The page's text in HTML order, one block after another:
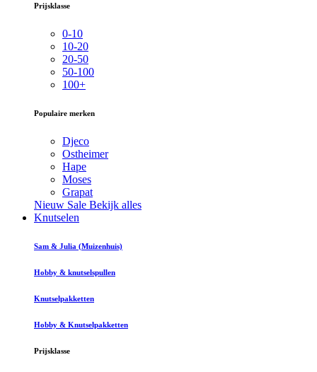
Prijsklasse
0-10
10-20
20-50
50-100
100+
Populaire merken
Djeco
Ostheimer
Hape
Moses
Grapat
Nieuw Sale Bekijk alles
Knutselen
Sam & Julia (Muizenhuis)
Hobby & knutselspullen
Knutselpakketten
Hobby & Knutselpakketten
Prijsklasse